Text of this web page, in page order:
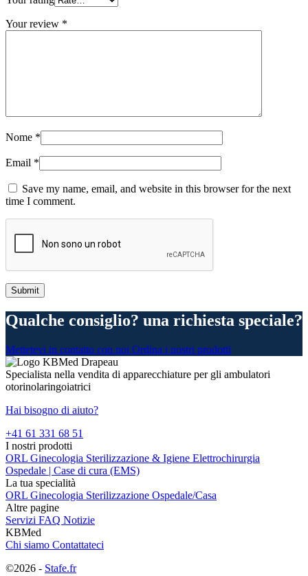
Your review *
Nome *
Email *
Save my name, email, and website in this browser for the next
time I comment.
Qualche consiglio? una richiesta speciale?
Mettetevi in contatto con noi Ordina i nostri prodotti
Specialista nella vendita di apparecchiature per gli ambulatori
otorinolaringoiatrici
Hai bisogno di aiuto?
+41 61 331 68 51
I nostri prodotti
ORL Ginecologia Sterilizzazione & Igiene Elettrochirurgia
Ospedale | Case di cura (EMS)
La tua specialità
ORL Ginecologia Sterilizzazione Ospedale/Casa
Altre pagine
Servizi FAQ Notizie
KBMed
Chi siamo Contattateci
©2026 - Stafe.fr